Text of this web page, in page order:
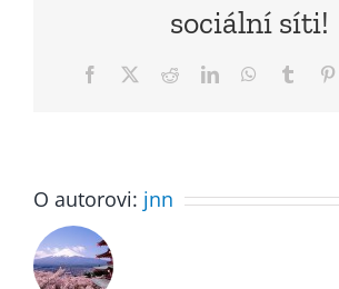
sociální síti!
Facebook RedditLinkedInWhatsApp
Tumblr
O autorovi: jnn